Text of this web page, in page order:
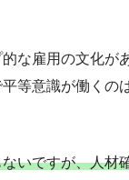
な雇用の文化が
等意識が働くの
いですが、人材